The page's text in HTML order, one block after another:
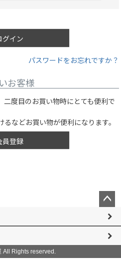
グイン
パスワードをお忘れですか？
お客様
度目のお買い物時にとても便利で
などお買い物が便利になります。
員登録
ペー
ップ
へ
All Rights reserved.